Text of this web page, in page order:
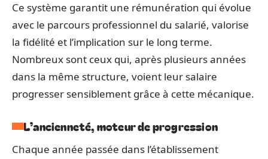
Ce système garantit une rémunération qui évolue
avec le parcours professionnel du salarié, valorise
la fidélité et l’implication sur le long terme.
Nombreux sont ceux qui, après plusieurs années
dans la même structure, voient leur salaire
progresser sensiblement grâce à cette mécanique.
L’ancienneté, moteur de progression
Chaque année passée dans l’établissement